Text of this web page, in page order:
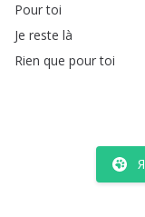
Pour toi
Je reste là
Rien que pour toi